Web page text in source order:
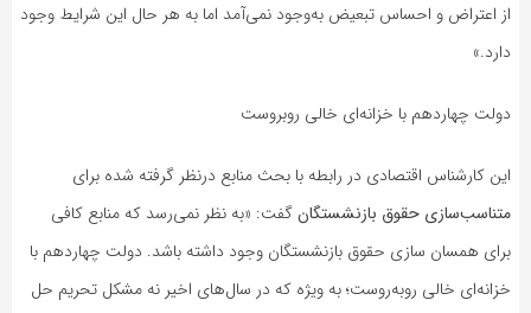
از اعتراض و احساس تبعیض به‌وجود نمی‌آمد اما به هر حال این شرایط وجود
دارد.»
دولت چهاردهم با خزانه‌ای خالی روبروست
این کارشناس اقتصادی در رابطه با بحث منابع درنظر گرفته شده برای
متناسب‌سازی حقوق بازنشستگانگفت: «به نظر نمی‌رسد که منابع کافی
برای همسان سازی حقوق بازنشستگان وجود داشته باشد. دولت چهاردهم با
خزانه‌ای خالی روبه‌روست؛ به ویژه که در سال‌های اخیر نه مشکل تحریم حل